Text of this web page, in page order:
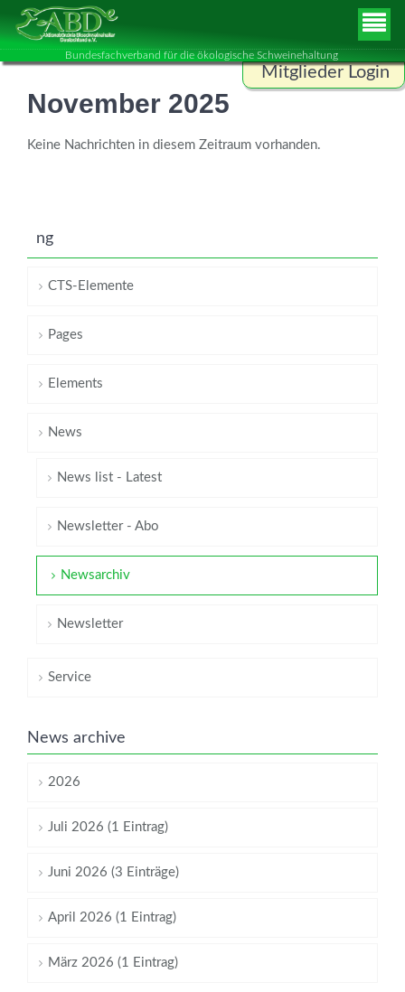
Bundesfachverband für die ökologische Schweinehaltung
Mitglieder Login
ANMELDEN
November 2025
Keine Nachrichten in diesem Zeitraum vorhanden.
ng
CTS-Elemente
Pages
Elements
News
News list - Latest
Newsletter - Abo
Newsarchiv
Newsletter
Service
News archive
2026
Juli 2026 (1 Eintrag)
Juni 2026 (3 Einträge)
April 2026 (1 Eintrag)
März 2026 (1 Eintrag)